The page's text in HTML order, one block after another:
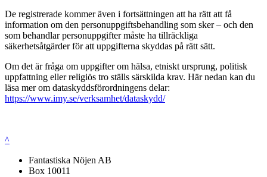
De registrerade kommer även i fortsättningen att ha rätt att få
information om den personuppgiftsbehandling som sker – och den
som behandlar personuppgifter måste ha tillräckliga
säkerhetsåtgärder för att uppgifterna skyddas på rätt sätt.
Om det är fråga om uppgifter om hälsa, etniskt ursprung, politisk
uppfattning eller religiös tro ställs särskilda krav. Här nedan kan du
läsa mer om dataskyddsförordningens delar:
https://www.imy.se/verksamhet/dataskydd/
^
Fantastiska Nöjen AB
Box 10011